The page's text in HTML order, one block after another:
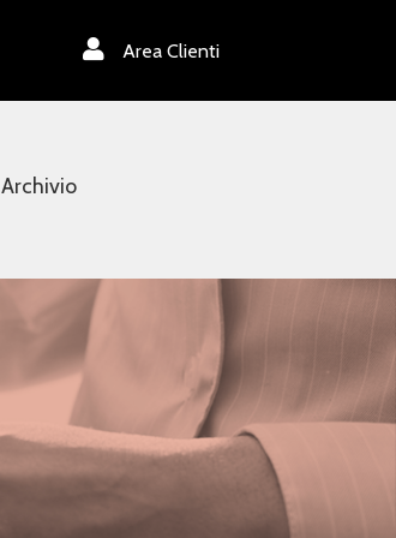
Area Clienti
Archivio